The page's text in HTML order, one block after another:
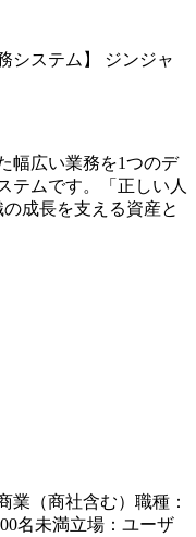
システム】
ジンジャ
幅広い業務を1つのデ
テムです。「正しい人
成長を支える資産と
業（商社含む） 職種 ：
名未満立場 ： ユーザ